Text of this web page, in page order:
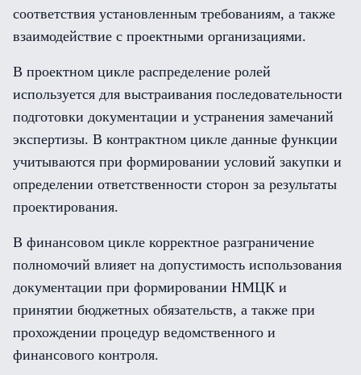
соответствия установленным требованиям, а также
взаимодействие с проектными организациями.
В проектном цикле распределение ролей
используется для выстраивания последовательности
подготовки документации и устранения замечаний
экспертизы. В контрактном цикле данные функции
учитываются при формировании условий закупки и
определении ответственности сторон за результаты
проектирования.
В финансовом цикле корректное разграничение
полномочий влияет на допустимость использования
документации при формировании НМЦК и
принятии бюджетных обязательств, а также при
прохождении процедур ведомственного и
финансового контроля.